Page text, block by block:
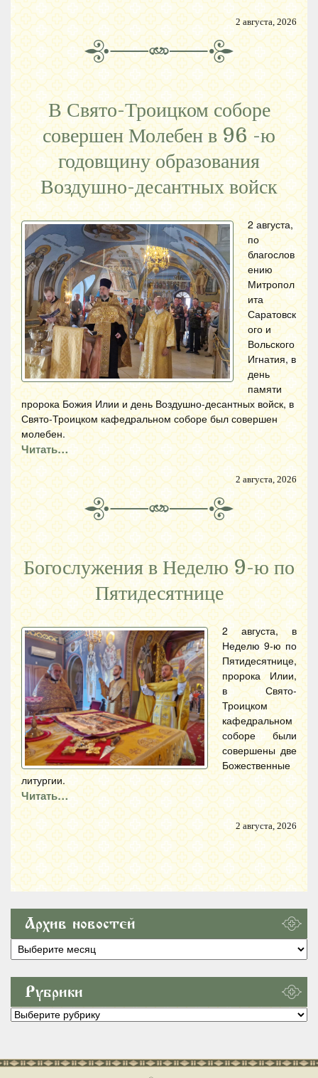
2 августа, 2026
В Свято-Троицком соборе
совершен Молебен в 96 -ю
годовщину образования
Воздушно-десантных войск
2 августа,
по
благослов
ению
Митропол
ита
Саратовск
ого и
Вольского
Игнатия, в
день
памяти
пророка Божия Илии и день Воздушно-десантных войск, в
Свято-Троицком кафедральном соборе был совершен
молебен.
Читать…
2 августа, 2026
Богослужения в Неделю 9-ю по
Пятидесятнице
2 августа, в
Неделю 9-ю по
Пятидесятнице,
пророка Илии,
в Свято-
Троицком
кафедральном
соборе были
совершены две
Божественные
литургии.
Читать…
2 августа, 2026
Архив новостей
Архив
новостей
Рубрики
Рубрики